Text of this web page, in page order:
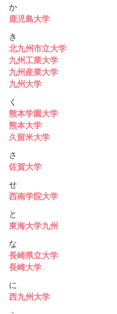
か
鹿児島大学
き
北九州市立大学
九州工業大学
九州産業大学
九州大学
く
熊本学園大学
熊本大学
久留米大学
さ
佐賀大学
せ
西南学院大学
と
東海大学九州
な
長崎県立大学
長崎大学
に
西九州大学